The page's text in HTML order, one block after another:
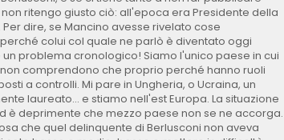
ritengo giusto ciò: all'epoca era Presidente della
dire, se Mancino avesse rivelato cose
colui col quale ne parlò è diventato oggi
problema cronologico! Siamo l'unico paese in cui
comprendono che proprio perché hanno ruoli
a controlli. Mi pare in Ungheria, o Ucraina, un
laureato... e stiamo nell'est Europa. La situazione
deprimente che mezzo paese non se ne accorga.
che quel delinquente di Berlusconi non aveva